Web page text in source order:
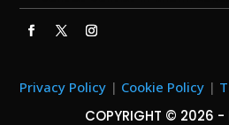
Privacy Policy | Cookie Policy |
COPYRIGHT © 2026 -